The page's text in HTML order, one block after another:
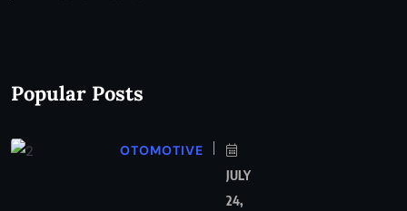
Popular Posts
OTOMOTIVE
JULY
24,